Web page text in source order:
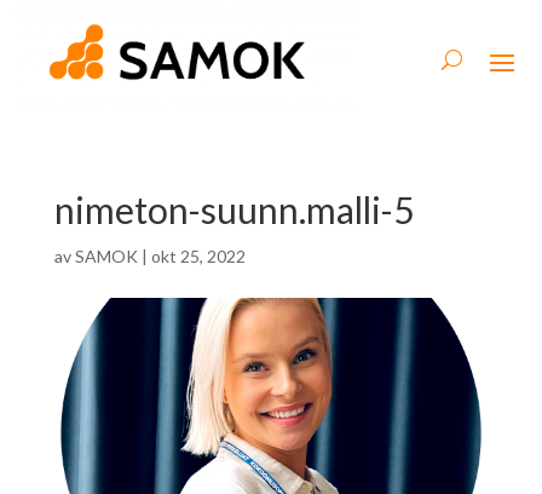
nimeton-suunn.malli-5
avSAMOK | okt 25, 2022